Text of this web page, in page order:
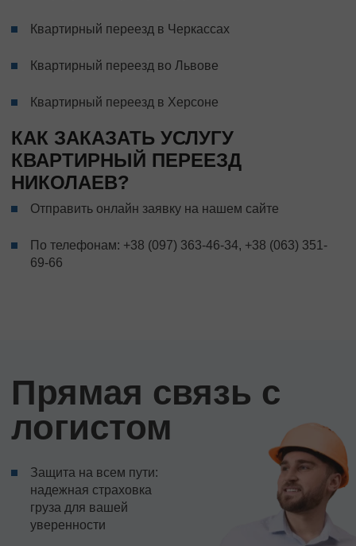
Квартирный переезд в Черкассах
Квартирный переезд во Львове
Квартирный переезд в Херсоне
КАК ЗАКАЗАТЬ УСЛУГУ
КВАРТИРНЫЙ ПЕРЕЕЗД
НИКОЛАЕВ?
Отправить онлайн заявку на нашем сайте
По телефонам: +38 (097) 363-46-34, +38 (063) 351-
69-66
Прямая связь с
логистом
Защита на всем пути:
надежная страховка
груза для вашей
уверенности